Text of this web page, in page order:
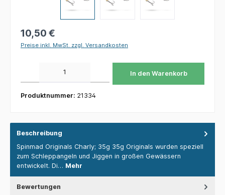
10,50 €
Preise inkl. MwSt. zzgl. Versandkosten
In den Warenkorb
Produktnummer: 21334
Beschreibung
Spinmad Originals Charly; 35g 35g Originals wurden speziell
zum Schleppangeln und Jiggen in großen Gewässern
entwickelt. Di… Mehr
Bewertungen